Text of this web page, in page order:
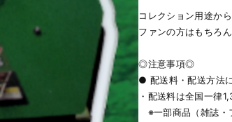
コレクション用途か
ファンの方はもちろ
◎注意事項◎
● 配送料・配送方法
・配送料は全国一律
※一部商品（雑誌・